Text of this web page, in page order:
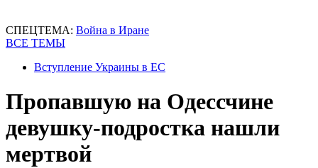
СПЕЦТЕМА: Война в Иране
ВСЕ ТЕМЫ
Вступление Украины в ЕС
Пропавшую на Одессчине
девушку-подростка нашли
мертвой